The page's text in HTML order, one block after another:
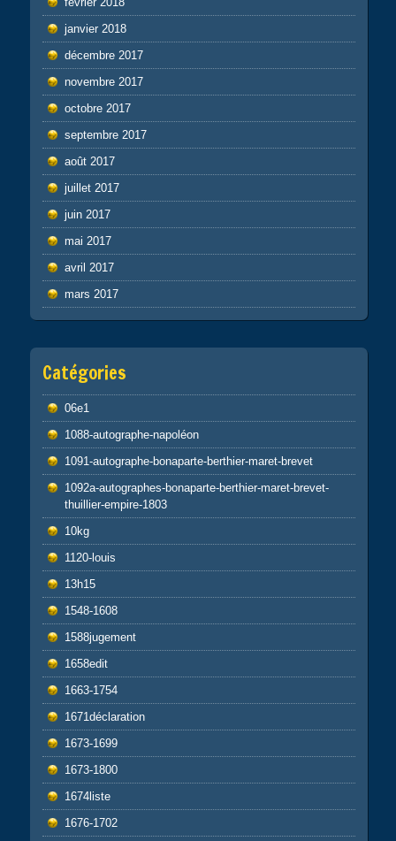
janvier 2018
décembre 2017
novembre 2017
octobre 2017
septembre 2017
août 2017
juillet 2017
juin 2017
mai 2017
avril 2017
mars 2017
Catégories
06e1
1088-autographe-napoléon
1091-autographe-bonaparte-berthier-maret-brevet
1092a-autographes-bonaparte-berthier-maret-brevet-
thuillier-empire-1803
10kg
1120-louis
13h15
1548-1608
1588jugement
1658edit
1663-1754
1671déclaration
1673-1699
1673-1800
1674liste
1676-1702